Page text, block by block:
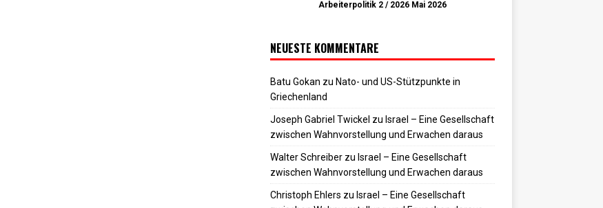
Arbeiterpolitik 2 / 2026 Mai 2026
NEUESTE KOMMENTARE
Batu Gokan zu Nato- und US-Stützpunkte in
Griechenland
Joseph Gabriel Twickel zu Israel – Eine Gesellschaft
zwischen Wahnvorstellung und Erwachen daraus
Walter Schreiberzu Israel – Eine Gesellschaft
zwischen Wahnvorstellung und Erwachen daraus
Christoph Ehlers zu Israel – Eine Gesellschaft